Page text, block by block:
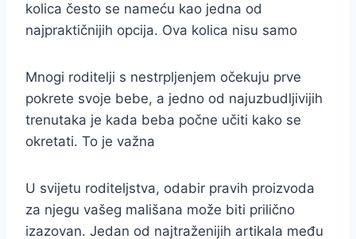
kolica često se nameću kao jedna od
najpraktičnijih opcija. Ova kolica nisu samo
Mnogi roditelji s nestrpljenjem očekuju prve
pokrete svoje bebe, a jedno od najuzbudljivijih
trenutaka je kada beba počne učiti kako se
okretati. To je važna
U svijetu roditeljstva, odabir pravih proizvoda
za njegu vašeg mališana može biti prilično
izazovan. Jedan od najtraženijih artikala među